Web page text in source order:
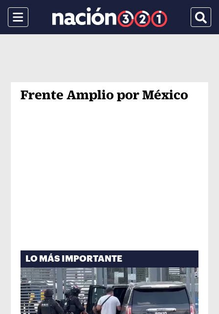
Menu
Frente Amplio por México
LO MÁS IMPORTANTE